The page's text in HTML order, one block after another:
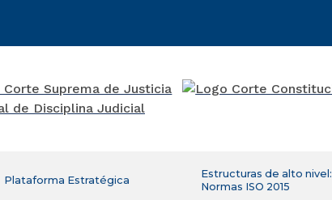
Plataforma Estratégica
Estructuras de alto nivel:
Normas ISO 2015